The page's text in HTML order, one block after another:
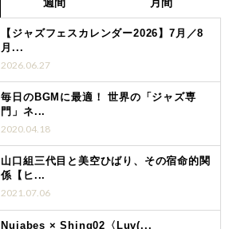
【ジャズフェスカレンダー2026】7月／8
月...
2026.06.27
毎日のBGMに最適！ 世界の「ジャズ専
門」ネ...
2020.04.18
山口組三代目と美空ひばり、その宿命的関
係【ヒ...
2021.07.06
Nujabes × Shing02〈Luv(...